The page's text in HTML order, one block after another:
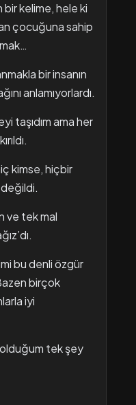
bir kelime, hele ki
çocuğuna sahip
bir insanın
anlamıyorlardı.
taşıdım ama her
kimse, hiçbir
ve tek mal
bu denli özgür
birçok
iyi
tek şey